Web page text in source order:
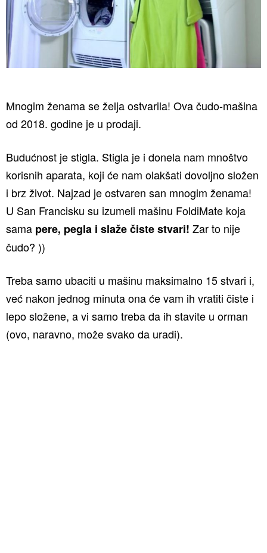
Mnogim ženama se želja ostvarila! Ova čudo-mašina
od 2018. godine je u prodaji.
Budućnost je stigla. Stigla je i donela nam mnoštvo
korisnih aparata, koji će nam olakšati dovoljno složen
i brz život. Najzad je ostvaren san mnogim ženama!
U San Francisku su izumeli mašinu FoldiMate koja
sama pere, pegla i slaže čiste stvari! Zar to nije
čudo? ))
Treba samo ubaciti u mašinu maksimalno 15 stvari i,
već nakon jednog minuta ona će vam ih vratiti čiste i
lepo složene, a vi samo treba da ih stavite u orman
(ovo, naravno, može svako da uradi).